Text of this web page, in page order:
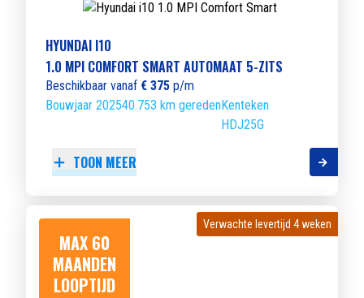
HYUNDAI I10
1.0 MPI COMFORT SMART AUTOMAAT 5-ZITS
Beschikbaar vanaf € 375 p/m
Bouwjaar 202540.753 km geredenKenteken
HDJ25G
TOON MEER
MAX 60
MAANDEN
LOOPTIJD
Verwachte levertijd 4 weken
Verwachte levertijd 4 weken